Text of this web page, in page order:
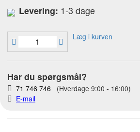
Levering: 1-3 dage
Læg i kurven
Har du spørgsmål?
71 746 746 (Hverdage 9:00 - 16:00)
E-mail